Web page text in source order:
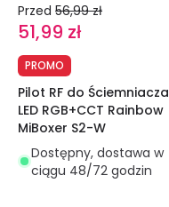
Przed 56,99 zł
51,99 zł
PROMO
Pilot RF do Ściemniacza
LED RGB+CCT Rainbow
MiBoxer S2-W
Dostępny, dostawa w
ciągu 48/72 godzin